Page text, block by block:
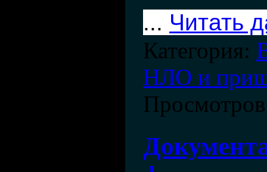
... Читать
Категория:
НЛО и